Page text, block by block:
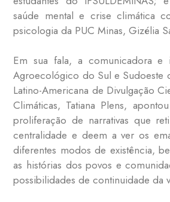
saúde mental e crise climática
psicologia da PUC Minas, Gizélia
Em sua fala, a comunicadora e
Agroecológico do Sul e Sudoeste
Latino-Americana de Divulgação
Climáticas, Tatiana Plens,
proliferação de narrativas que
centralidade e deem a ver os
diferentes modos de existência,
as histórias dos povos e
possibilidades de continuidade da